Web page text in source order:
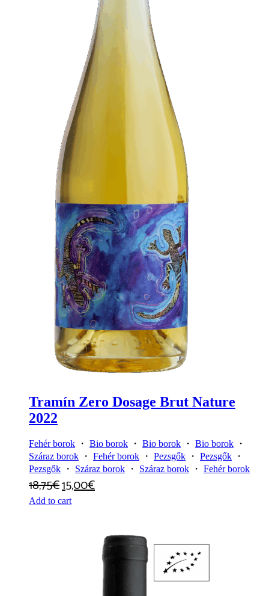
Tramín Zero Dosage Brut Nature
2022
Fehér borok ・ Bio borok ・ Bio borok ・ Bio borok ・
Száraz borok ・ Fehér borok ・ Pezsgők ・ Pezsgők ・
Pezsgők ・ Száraz borok ・ Száraz borok ・ Fehér borok
18,75€15,00€
Add to cart